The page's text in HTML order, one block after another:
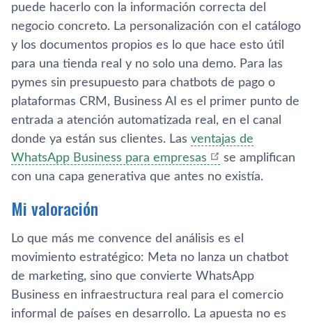
puede hacerlo con la información correcta del
negocio concreto. La personalización con el catálogo
y los documentos propios es lo que hace esto útil
para una tienda real y no solo una demo. Para las
pymes sin presupuesto para chatbots de pago o
plataformas CRM, Business AI es el primer punto de
entrada a atención automatizada real, en el canal
donde ya están sus clientes. Las ventajas de
WhatsApp Business para empresas
se amplifican
con una capa generativa que antes no existía.
Mi valoración
Lo que más me convence del análisis es el
movimiento estratégico: Meta no lanza un chatbot
de marketing, sino que convierte WhatsApp
Business en infraestructura real para el comercio
informal de países en desarrollo. La apuesta no es